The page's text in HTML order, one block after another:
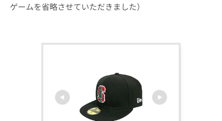
ゲームを省略させていただきました）